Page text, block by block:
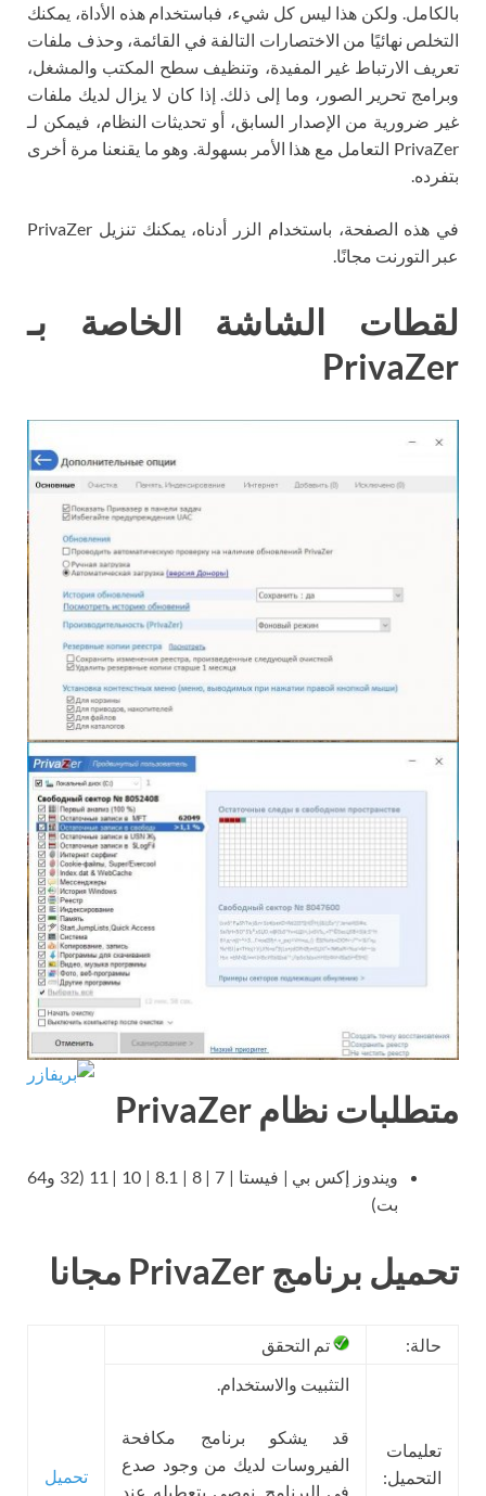
بالكامل. ولكن هذا ليس كل شيء، فباستخدام هذه الأداة، يمكنك
التخلص نهائيًا من الاختصارات التالفة في القائمة، وحذف ملفات
تعريف الارتباط غير المفيدة، وتنظيف سطح المكتب والمشغل،
وبرامج تحرير الصور، وما إلى ذلك. إذا كان لا يزال لديك ملفات
غير ضرورية من الإصدار السابق، أو تحديثات النظام، فيمكن لـ
PrivaZer التعامل مع هذا الأمر بسهولة. وهو ما يقنعنا مرة أخرى
بتفرده.
في هذه الصفحة، باستخدام الزر أدناه، يمكنك تنزيل PrivaZer
عبر التورنت مجانًا.
لقطات الشاشة الخاصة بـ
PrivaZer
متطلبات نظام PrivaZer
ويندوز إكس بي | فيستا | 7 | 8 | 8.1 | 10 | 11 (32 و64
بت)
تحميل برنامج PrivaZer مجانا
حالة: تم التحقق
تحميل
تعليمات
التحميل:
التثبيت والاستخدام.
قد يشكو برنامج مكافحة
الفيروسات لديك من وجود صدع
في البرنامج. نوصي بتعطيله عند